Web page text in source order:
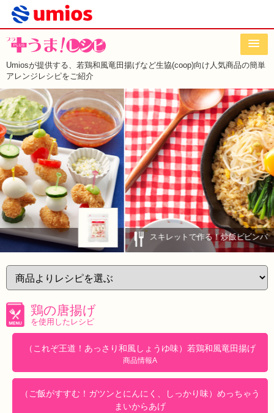
Umiosが提供する、若鶏和風竜田揚げなど生協(coop)向け人気商品の簡単
アレンジレシピをご紹介
スキレットで作る！炒飯ビビンバ
鶏の唐揚げ
を使用したレシピ
（これぞ王道！あっさり和風しょうゆ味）若鶏和風竜田揚げ
商品情報A
（ご飯がすすむ！ガツンとにんにく、しっかり味）めっちゃう
まいからあげ